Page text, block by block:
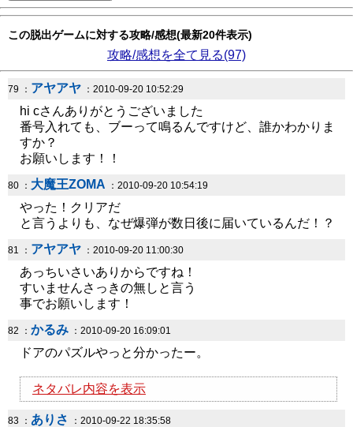
この脱出ゲームに対する攻略/感想(最新20件表示)
攻略/感想を全て見る(97)
79 ： アヤアヤ ：2010-09-20 10:52:29
hi cさんありがとうございました
番号入れても、ブーって鳴るんですけど、誰かわかりま
すか？
お願いします！！
80 ： 大魔王ZOMA ：2010-09-20 10:54:19
やった！クリアだ
と言うよりも、なぜ爆弾が数日後に届いているんだ！？
81 ： アヤアヤ ：2010-09-20 11:00:30
あっちいさいありからですね！
すいませんさっきの無しと言う
事でお願いします！
82 ： かるみ ：2010-09-20 16:09:01
ドアのパズルやっと分かったー。
ネタバレ内容を表示
83 ： ありさ ：2010-09-22 18:35:58